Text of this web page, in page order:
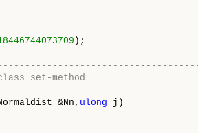
);
set-method
&Nn, ulong j)